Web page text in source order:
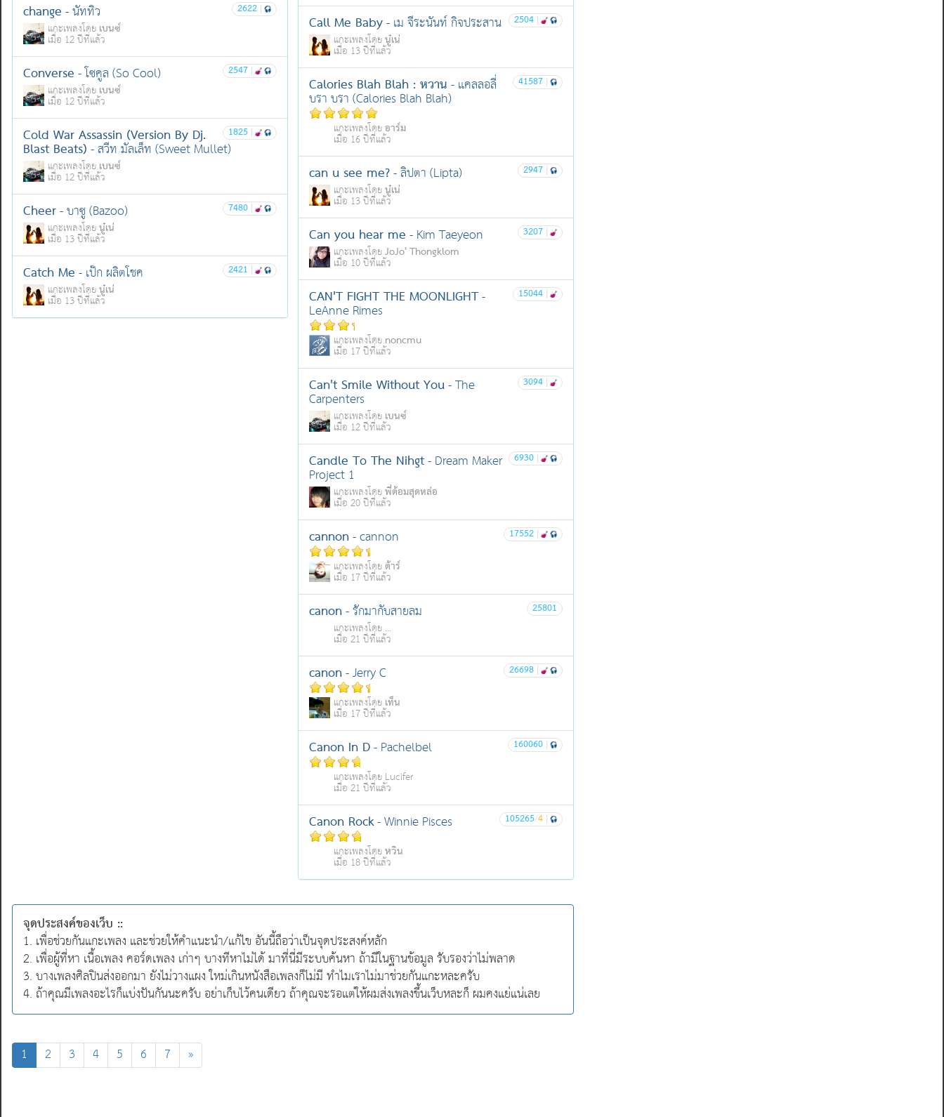
2622 |
change- นัททิว
แกะเพลงโดย เบนซ์
เมื่อ 12 ปีที่แล้ว
2547 |
Converse- โซคูล (So Cool)
แกะเพลงโดย เบนซ์
เมื่อ 12 ปีที่แล้ว
1825 |
Cold War Assassin (Version By Dj.
Blast Beats)- สวีท มัลเล็ท (Sweet Mullet)
แกะเพลงโดย เบนซ์
เมื่อ 12 ปีที่แล้ว
7480 |
Cheer- บาซู (Bazoo)
แกะเพลงโดยนู๋เน่
เมื่อ 13 ปีที่แล้ว
2421 |
Catch Me- เป๊ก ผลิตโชค
แกะเพลงโดยนู๋เน่
เมื่อ 13 ปีที่แล้ว
2504 |
Call Me Baby- เม จีระนันท์ กิจประสาน
แกะเพลงโดยนู๋เน่
เมื่อ 13 ปีที่แล้ว
41587 |
Calories Blah Blah : หวาน- แคลลอลี่
บรา บรา (Calories Blah Blah)
แกะเพลงโดยอาร์ม
เมื่อ 16 ปีที่แล้ว
2947 |
can u see me?- ลิปตา (Lipta)
แกะเพลงโดยนู๋เน่
เมื่อ 13 ปีที่แล้ว
3207 |
Can you hear me- Kim Taeyeon
แกะเพลงโดยJoJo' Thongklom
เมื่อ 10 ปีที่แล้ว
15044 |
CAN'T FIGHT THE MOONLIGHT-
LeAnne Rimes
แกะเพลงโดย noncmu
เมื่อ 17 ปีที่แล้ว
3094 |
Can't Smile Without You- The
Carpenters
แกะเพลงโดย เบนซ์
เมื่อ 12 ปีที่แล้ว
6930 |
Candle To The Nihgt- Dream Maker
Project 1
แกะเพลงโดยพี่ต้อมสุดหล่อ
เมื่อ 20 ปีที่แล้ว
17552 |
cannon- cannon
แกะเพลงโดยต้าร์
เมื่อ 17 ปีที่แล้ว
25801
canon- รักมากับสายลม
แกะเพลงโดย ...
เมื่อ 21 ปีที่แล้ว
26698 |
canon- Jerry C
แกะเพลงโดย เท็น
เมื่อ 17 ปีที่แล้ว
160060 |
Canon In D- Pachelbel
แกะเพลงโดย Lucifer
เมื่อ 21 ปีที่แล้ว
105265/4 |
Canon Rock- Winnie Pisces
แกะเพลงโดยหวิน
เมื่อ 18 ปีที่แล้ว
จุดประสงค์ของเว็บ ::
1. เพื่อช่วยกันแกะเพลง และช่วยให้คำแนะนำ/แก้ไข อันนี้ถือว่าเป็นจุดประสงค์หลัก
2. เพื่อผู้ที่หา เนื้อเพลง คอร์ดเพลง เก่าๆ บางทีหาไม่ได้ มาที่นี่มีระบบค้นหา ถ้ามีในฐานข้อมูล รับรองว่าไม่พลาด
3. บางเพลงศิลปินส่งออกมา ยังไม่วางแผง ใหม่เกินหนังสือเพลงก็ไม่มี ทำไมเราไม่มาช่วยกันแกะหละครับ
4. ถ้าคุณมีเพลงอะไรก็แบ่งปันกันนะครับ อย่าเก็บไว้คนเดียว ถ้าคุณจะรอแต่ให้ผมส่งเพลงขึ้นเว็บหละก็ ผมคงแย่แน่เลย
1 (current)
2 3 4 5 6 7 »